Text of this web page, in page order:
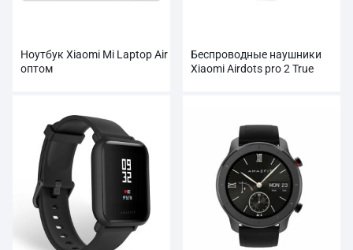
Ноутбук Xiaomi Mi Laptop Air
оптом
Беспроводные наушники
Xiaomi Airdots pro 2 True